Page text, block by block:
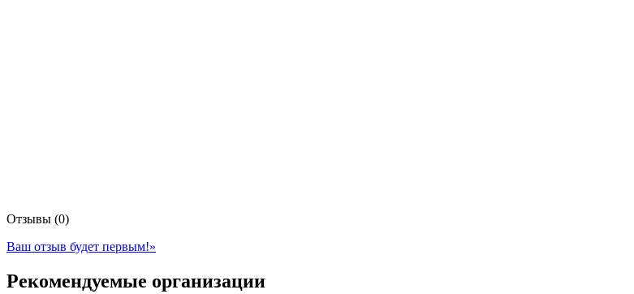
Отзывы (0)
Ваш отзыв будет первым!»
Рекомендуемые организации